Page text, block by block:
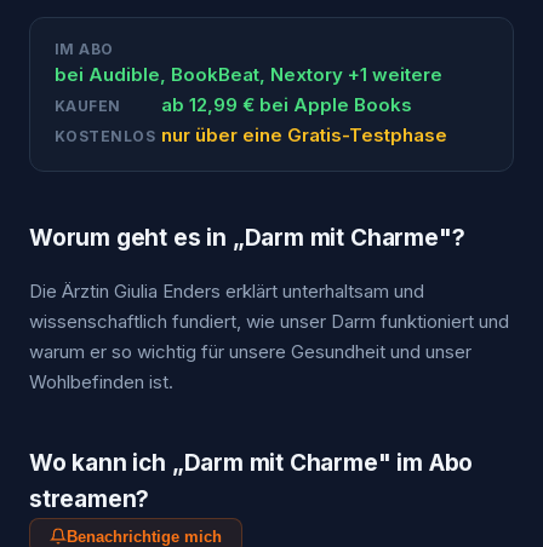
IM ABO
bei Audible, BookBeat, Nextory +1 weitere
KAUFEN ab 12,99 € bei Apple Books
KOSTENLOS nur über eine Gratis-Testphase
Worum geht es in „Darm mit Charme"?
Die Ärztin Giulia Enders erklärt unterhaltsam und
wissenschaftlich fundiert, wie unser Darm funktioniert und
warum er so wichtig für unsere Gesundheit und unser
Wohlbefinden ist.
Wo kann ich „Darm mit Charme" im Abo
streamen?
Benachrichtige mich